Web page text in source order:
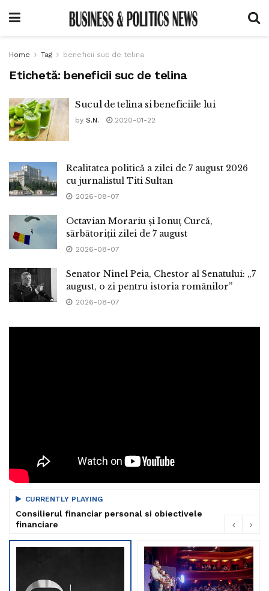
Home Tag beneficii suc de telina
Etichetă: beneficii suc de telina
Sucul de telina si beneficiile lui
by S.N. 2020-01-22
Realitatea politică a zilei de 7 august 2026
cu jurnalistul Titi Sultan
2026-08-07
Octavian Morariu și Ionuț Curcă,
sărbătoriții zilei de 7 august
2026-08-07
Senator Ninel Peia, Chestor al Senatului: „7
august, o zi pentru istoria românilor”
2026-08-07
CURRENTLY PLAYING
Consilierul financiar personal si obiectivele
financiare